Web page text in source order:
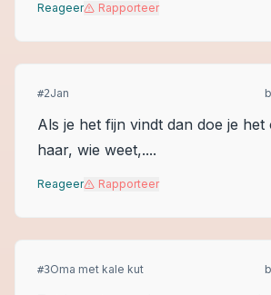
Reageer Rapporteer
#2Jan
Als je het fijn vindt dan doe je het
haar, wie weet,....
Reageer Rapporteer
#3Oma met kale kut